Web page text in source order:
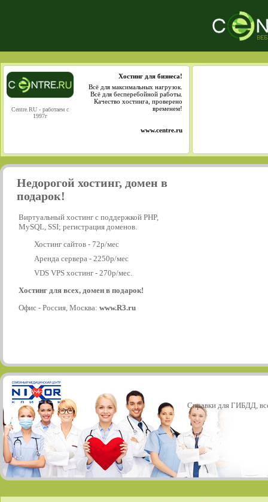
Centre.RU - работаем с
1997г
Хостинг для бизнеса!
Всё для максимальных нагрузок.
Всё для бесперебойной работы.
Качество хостинга, проверено
временем!
www.centre.ru
Недорогой хостинг, домен в
подарок!
Виртуальный хостинг с поддержкой PHP,
MySQL, SSI; регистрация доменов.
Хостинг сайтов - 72р/мес
Аренда сервера - 2250р/мес
VDS VPS хостинг - 270р/мес.
Хостинг для всех, домен в подарок!
Офис - Россия, Москва: www.R3.ru
Справки для ГИБДД,